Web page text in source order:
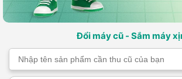
Đổi máy cũ - Sắm máy